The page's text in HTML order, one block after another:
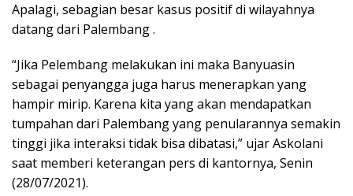
Apalagi, sebagian besar kasus positif di wilayahnya
datang dari Palembang .
“Jika Pelembang melakukan ini maka Banyuasin
sebagai penyangga juga harus menerapkan yang
hampir mirip. Karena kita yang akan mendapatkan
tumpahan dari Palembang yang penularannya semakin
tinggi jika interaksi tidak bisa dibatasi,” ujar Askolani
saat memberi keterangan pers di kantornya, Senin
(28/07/2021).